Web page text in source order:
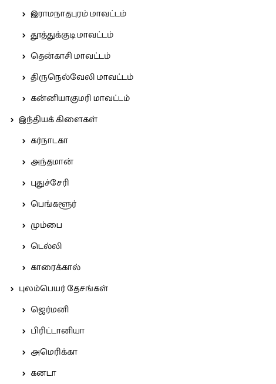
இராமநாதபுரம் மாவட்டம்
தூத்துக்குடி மாவட்டம்
தென்காசி மாவட்டம்
திருநெல்வேலி மாவட்டம்
கன்னியாகுமரி மாவட்டம்
இந்தியக் கிளைகள்
கர்நாடகா
அந்தமான்
புதுச்சேரி
பெங்களூர்
மும்பை
டெல்லி
காரைக்கால்
புலம்பெயர் தேசங்கள்
ஜெர்மனி
பிரிட்டானியா
அமெரிக்கா
கனடா